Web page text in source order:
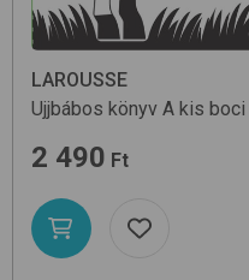
LAROUSSE
Ujjbábos könyv A kis boci
2 490 Ft